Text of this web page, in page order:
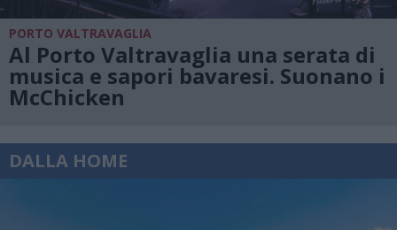
PORTO VALTRAVAGLIA
Al Porto Valtravaglia una serata di
musica e sapori bavaresi. Suonano i
McChicken
DALLA HOME